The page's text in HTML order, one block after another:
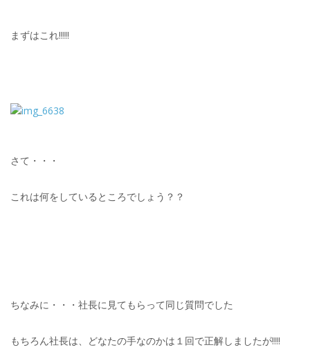
まずはこれ!!!!!
さて・・・
これは何をしているところでしょう？？
ちなみに・・・社長に見てもらって同じ質問でした
もちろん社長は、どなたの手なのかは１回で正解しましたが!!!!